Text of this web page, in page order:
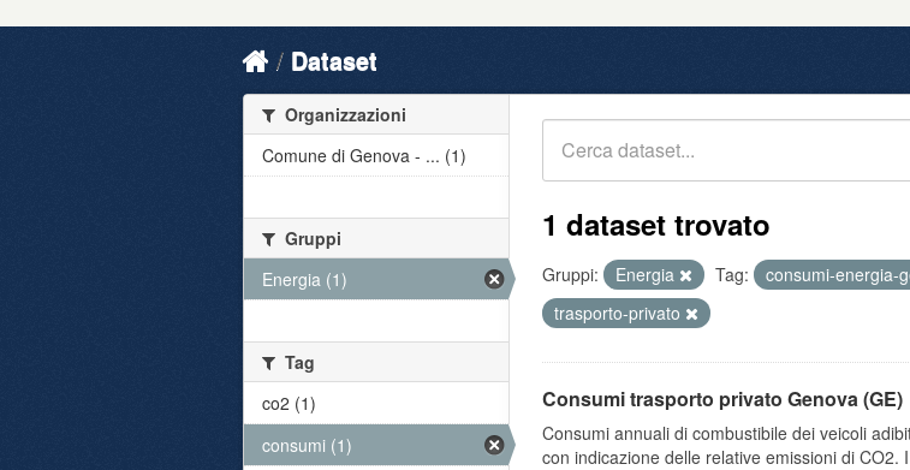
Dataset
1 dataset trovato
Gruppi: Energia Tag: consumi-energia-
trasporto-privato
Consumi trasporto privato Genova (GE)
Consumi annuali di combustibile dei veicoli
con indicazione delle relative emissioni di CO2.
Organizzazioni
Comune di Genova - ... (1)
Gruppi
Energia (1)
Tag
co2 (1)
consumi (1)